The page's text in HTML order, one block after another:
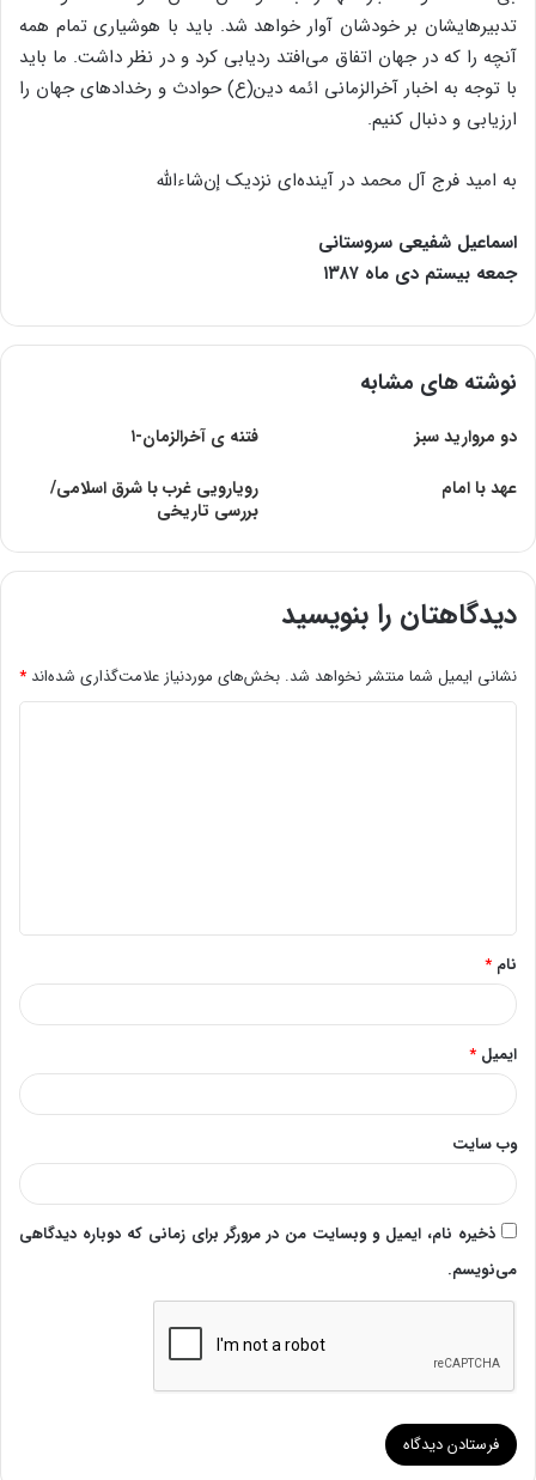
تدبیرهایشان بر خودشان آوار خواهد شد. باید با هوشیاری تمام همه
آنچه را که در جهان اتفاق می‌افتد ردیابی کرد و در نظر داشت. ما باید
با توجه به اخبار آخرالزمانی ائمه دین(ع) حوادث و رخدادهای جهان را
ارزیابی و دنبال کنیم.
به امید فرج آل محمد در آینده‌ای نزدیک إن‌شاءالله
اسماعیل شفیعی سروستانی
جمعه بیستم دی ماه ۱۳۸۷
نوشته های مشابه
دو مروارید سبز
فتنه ی آخرالزمان-۱
عهد با امام
رویارویی غرب با شرق اسلامی/
بررسی تاریخی
دیدگاهتان را بنویسید
نشانی ایمیل شما منتشر نخواهد شد. بخش‌های موردنیاز علامت‌گذاری شده‌اند *
*
نام *
ایمیل *
وب‌ سایت
ذخیره نام، ایمیل و وبسایت من در مرورگر برای زمانی که دوباره دیدگاهی
می‌نویسم.